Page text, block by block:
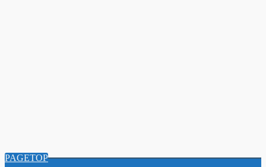
PAGETOP